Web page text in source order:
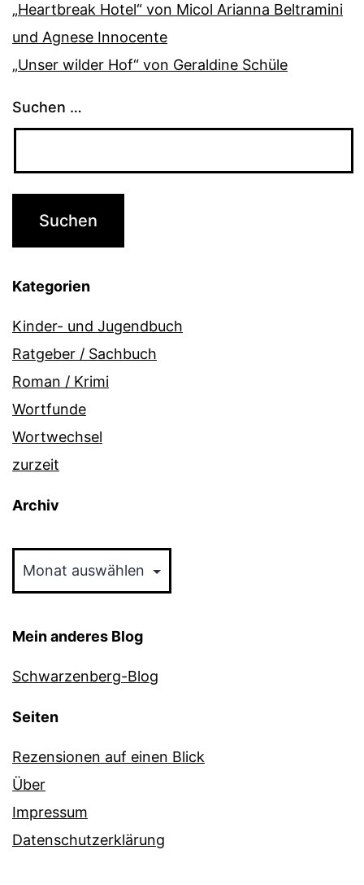
„Heartbreak Hotel“ von Micol Arianna Beltramini
und Agnese Innocente
„Unser wilder Hof“ von Geraldine Schüle
Suchen …
Kategorien
Kinder- und Jugendbuch
Ratgeber / Sachbuch
Roman / Krimi
Wortfunde
Wortwechsel
zurzeit
Archiv
Mein anderes Blog
Schwarzenberg-Blog
Seiten
Rezensionen auf einen Blick
Über
Impressum
Datenschutzerklärung